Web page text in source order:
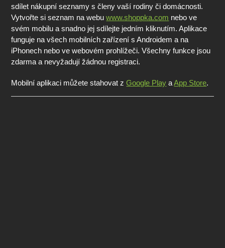
sdílet nákupní seznamy s členy vaší rodiny či domácnosti.
Vytvořte si seznam na webuwww.shoppka.com nebo ve
svém mobilu a snadno jej sdílejte jedním kliknutím. Aplikace
funguje na všech mobilních zařízení s Androidem a na
iPhonech nebo ve webovém prohlížeči. Všechny funkce jsou
zdarma a nevyžadují žádnou registraci.
Mobilní aplikaci můžete stahovat zGoogle Play aApp Store.